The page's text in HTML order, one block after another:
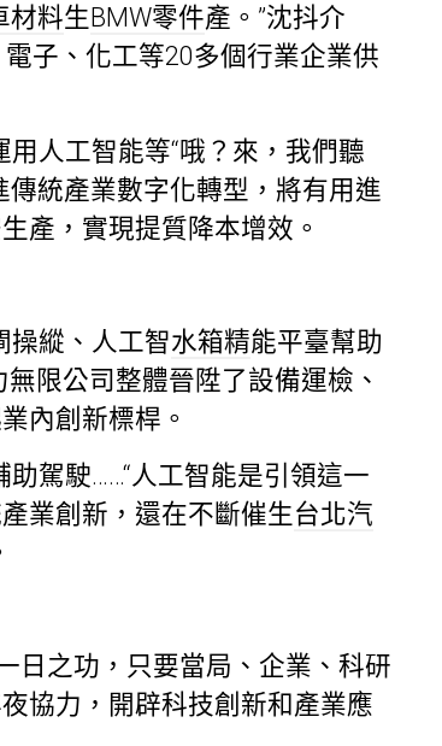
材料生BMW零件產。”沈抖介
子、化工等20多個行業企業供
人工智能等“哦？來，我們聽
統產業數字化轉型，將有用進
產，實現提質降本增效。
操縱、人工智水箱精能平臺幫助
限公司整體晉陞了設備運檢、
內創新標桿。
駕駛……“人工智能是引領這一
業創新，還在不斷催生台北汽
日之功，只要當局、企業、科研
協力，開辟科技創新和產業應